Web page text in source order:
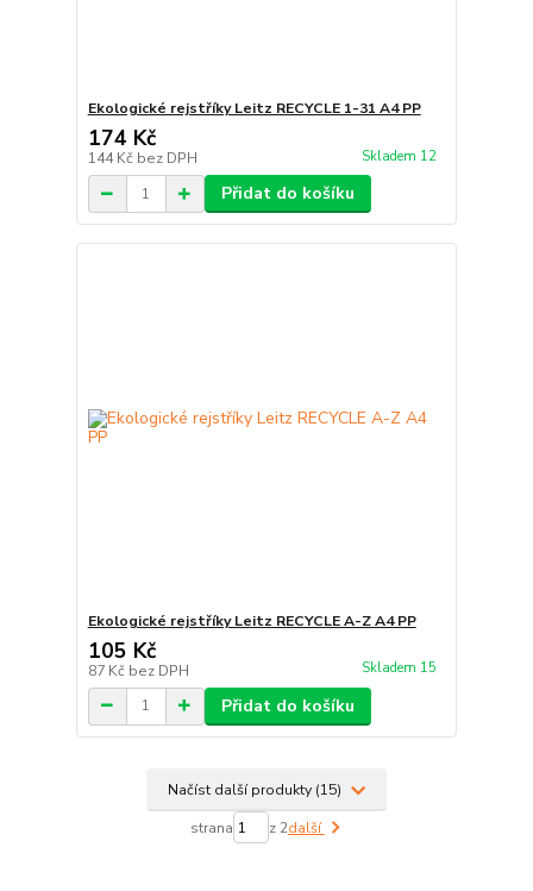
Ekologické rejstříky Leitz RECYCLE 1-31 A4 PP
174 Kč
144 Kč bez DPH Skladem 12
Přidat do košíku
Ekologické rejstříky Leitz RECYCLE A-Z A4 PP
105 Kč
87 Kč bez DPH Skladem 15
Přidat do košíku
Načíst další produkty (15)
strana z 2další